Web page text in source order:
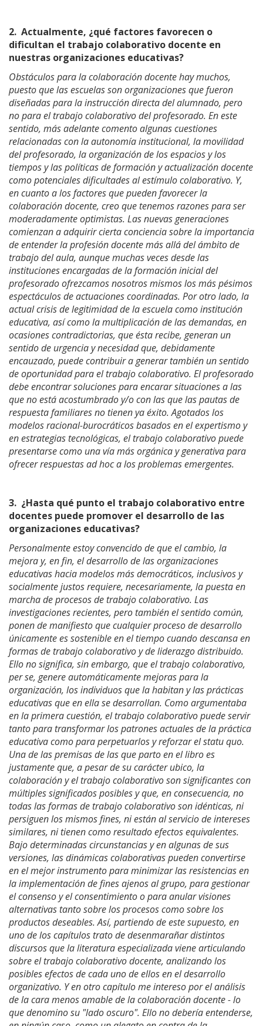
2. Actualmente, ¿qué factores favorecen o
dificultan el trabajo colaborativo docente en
nuestras organizaciones educativas?
Obstáculos para la colaboración docente hay muchos,
puesto que las escuelas son organizaciones que fueron
diseñadas para la instrucción directa del alumnado, pero
no para el trabajo colaborativo del profesorado. En este
sentido, más adelante comento algunas cuestiones
relacionadas con la autonomía institucional, la movilidad
del profesorado, la organización de los espacios y los
tiempos y las políticas de formación y actualización docente
como potenciales dificultades al estímulo colaborativo. Y,
en cuanto a los factores que pueden favorecer la
colaboración docente, creo que tenemos razones para ser
moderadamente optimistas. Las nuevas generaciones
comienzan a adquirir cierta conciencia sobre la importancia
de entender la profesión docente más allá del ámbito de
trabajo del aula, aunque muchas veces desde las
instituciones encargadas de la formación inicial del
profesorado ofrezcamos nosotros mismos los más pésimos
espectáculos de actuaciones coordinadas. Por otro lado, la
actual crisis de legitimidad de la escuela como institución
educativa, así como la multiplicación de las demandas, en
ocasiones contradictorias, que ésta recibe, generan un
sentido de urgencia y necesidad que, debidamente
encauzado, puede contribuir a generar también un sentido
de oportunidad para el trabajo colaborativo. El profesorado
debe encontrar soluciones para encarar situaciones a las
que no está acostumbrado y/o con las que las pautas de
respuesta familiares no tienen ya éxito. Agotados los
modelos racional-burocráticos basados en el expertismo y
en estrategias tecnológicas, el trabajo colaborativo puede
presentarse como una vía más orgánica y generativa para
ofrecer respuestas ad hoc a los problemas emergentes.
3. ¿Hasta qué punto el trabajo colaborativo entre
docentes puede promover el desarrollo de las
organizaciones educativas?
Personalmente estoy convencido de que el cambio, la
mejora y, en fin, el desarrollo de las organizaciones
educativas hacia modelos más democráticos, inclusivos y
socialmente justos requiere, necesariamente, la puesta en
marcha de procesos de trabajo colaborativo. Las
investigaciones recientes, pero también el sentido común,
ponen de manifiesto que cualquier proceso de desarrollo
únicamente es sostenible en el tiempo cuando descansa en
formas de trabajo colaborativo y de liderazgo distribuido.
Ello no significa, sin embargo, que el trabajo colaborativo,
per se, genere automáticamente mejoras para la
organización, los individuos que la habitan y las prácticas
educativas que en ella se desarrollan. Como argumentaba
en la primera cuestión, el trabajo colaborativo puede servir
tanto para transformar los patrones actuales de la práctica
educativa como para perpetuarlos y reforzar el statu quo.
Una de las premisas de las que parto en el libro es
justamente que, a pesar de su carácter ubico, la
colaboración y el trabajo colaborativo son significantes con
múltiples significados posibles y que, en consecuencia, no
todas las formas de trabajo colaborativo son idénticas, ni
persiguen los mismos fines, ni están al servicio de intereses
similares, ni tienen como resultado efectos equivalentes.
Bajo determinadas circunstancias y en algunas de sus
versiones, las dinámicas colaborativas pueden convertirse
en el mejor instrumento para minimizar las resistencias en
la implementación de fines ajenos al grupo, para gestionar
el consenso y el consentimiento o para anular visiones
alternativas tanto sobre los procesos como sobre los
productos deseables. Así, partiendo de este supuesto, en
uno de los capítulos trato de desenmarañar distintos
discursos que la literatura especializada viene articulando
sobre el trabajo colaborativo docente, analizando los
posibles efectos de cada uno de ellos en el desarrollo
organizativo. Y en otro capítulo me intereso por el análisis
de la cara menos amable de la colaboración docente - lo
que denomino su "lado oscuro". Ello no debería entenderse,